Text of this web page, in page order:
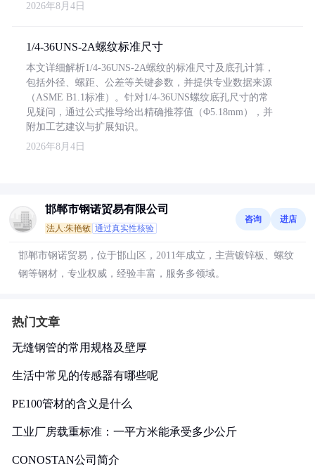
2026年8月4日
1/4-36UNS-2A螺纹标准尺寸
本文详细解析1/4-36UNS-2A螺纹的标准尺寸及底孔计算，
包括外径、螺距、公差等关键参数，并提供专业数据来源
（ASME B1.1标准）。针对1/4-36UNS螺纹底孔尺寸的常
见疑问，通过公式推导给出精确推荐值（Φ5.18mm），并
附加工艺建议与扩展知识。
2026年8月4日
邯郸市钢诺贸易有限公司
法人:朱艳敏 通过真实性核验
咨询 进店
邯郸市钢诺贸易，位于邯山区，2011年成立，主营镀锌板、螺纹
钢等钢材，专业权威，经验丰富，服务多领域。
热门文章
无缝钢管的常用规格及壁厚
生活中常见的传感器有哪些呢
PE100管材的含义是什么
工业厂房载重标准：一平方米能承受多少公斤
CONOSTAN公司简介